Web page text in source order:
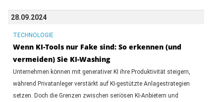
28.09.2024
TECHNOLOGIE
Wenn KI-Tools nur Fake sind: So erkennen (und
vermeiden) Sie KI-Washing
Unternehmen können mit generativer KI ihre Produktivität steigern,
während Privatanleger verstärkt auf KI-gestützte Anlagestrategien
setzen. Doch die Grenzen zwischen seriösen KI-Anbietern und